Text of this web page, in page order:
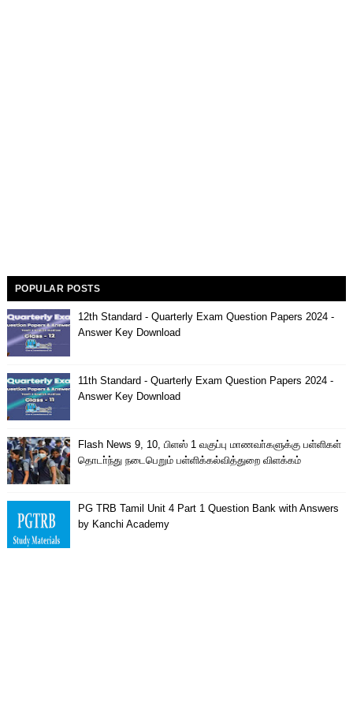
POPULAR POSTS
12th Standard - Quarterly Exam Question Papers 2024 -
Answer Key Download
11th Standard - Quarterly Exam Question Papers 2024 -
Answer Key Download
Flash News 9, 10, பிளஸ் 1 வகுப்பு மாணவா்களுக்கு பள்ளிகள்
தொடா்ந்து நடைபெறும் பள்ளிக்கல்வித்துறை விளக்கம்
PG TRB Tamil Unit 4 Part 1 Question Bank with Answers
by Kanchi Academy